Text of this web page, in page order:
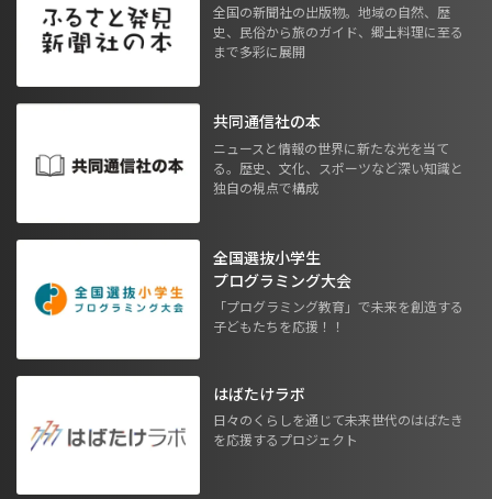
全国の新聞社の出版物。地域の自然、歴
史、民俗から旅のガイド、郷土料理に至る
まで多彩に展開
共同通信社の本
ニュースと情報の世界に新たな光を当て
る。歴史、文化、スポーツなど深い知識と
独自の視点で構成
全国選抜小学生
プログラミング大会
「プログラミング教育」で未来を創造する
子どもたちを応援！！
はばたけラボ
日々のくらしを通じて未来世代のはばたき
を応援するプロジェクト